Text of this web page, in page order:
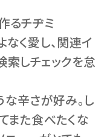
るチヂミ
なく愛し、関連イ
しチェックを怠
な辛さが好み。し
また食べたくな